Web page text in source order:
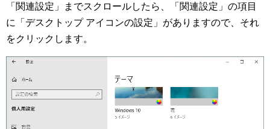
「関連設定」までスクロールしたら、「関連設定」の項目
に「デスクトップ アイコンの設定」がありますので、それ
をクリックします。